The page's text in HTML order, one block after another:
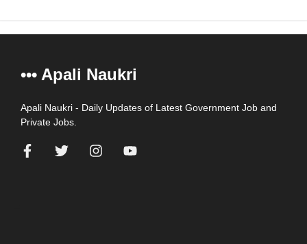
••• Apali Naukri
Apali Naukri - Daily Updates of Latest Government Job and
Private Jobs.